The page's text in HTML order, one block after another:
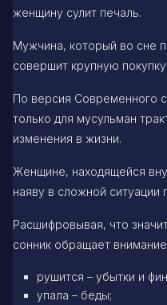
женщину сулит печаль.
Мужчина, который во сне
совершит крупную покупку.
По версия Современного
только для мусульман
изменения в жизни.
Женщине, находящейся
наяву в сложной ситуации
Расшифровывая, что
сонник обращает
рушится – убытки и
упала – беды;